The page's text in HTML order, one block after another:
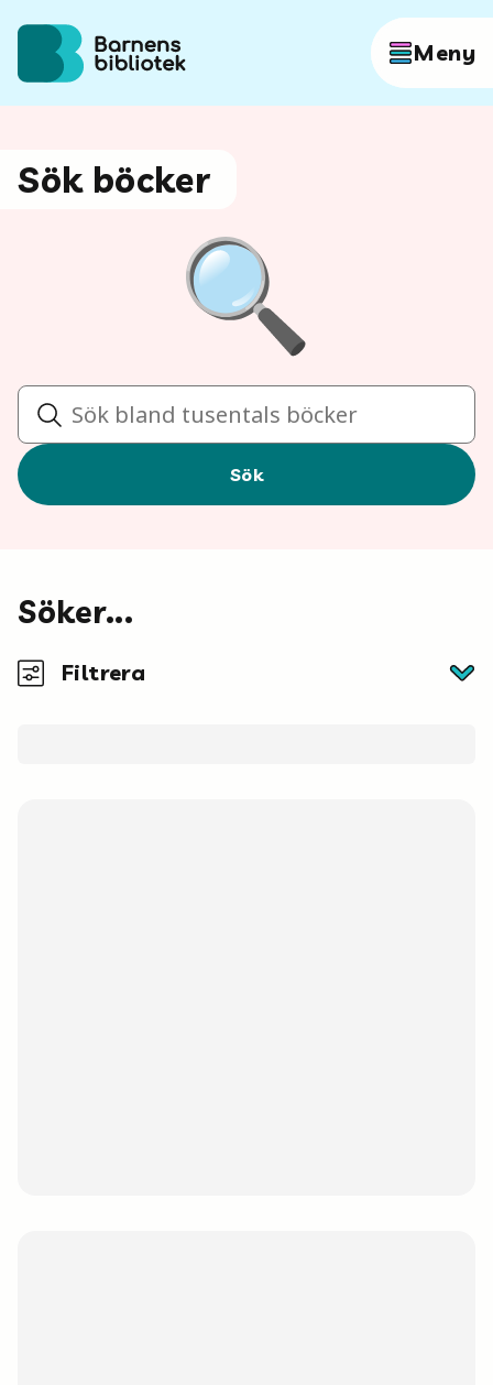
Hoppa till innehållet
Meny
Sök
Vuxen
Utskrifter
Sök böcker
Sök
Sök
Söker...
Filtrera